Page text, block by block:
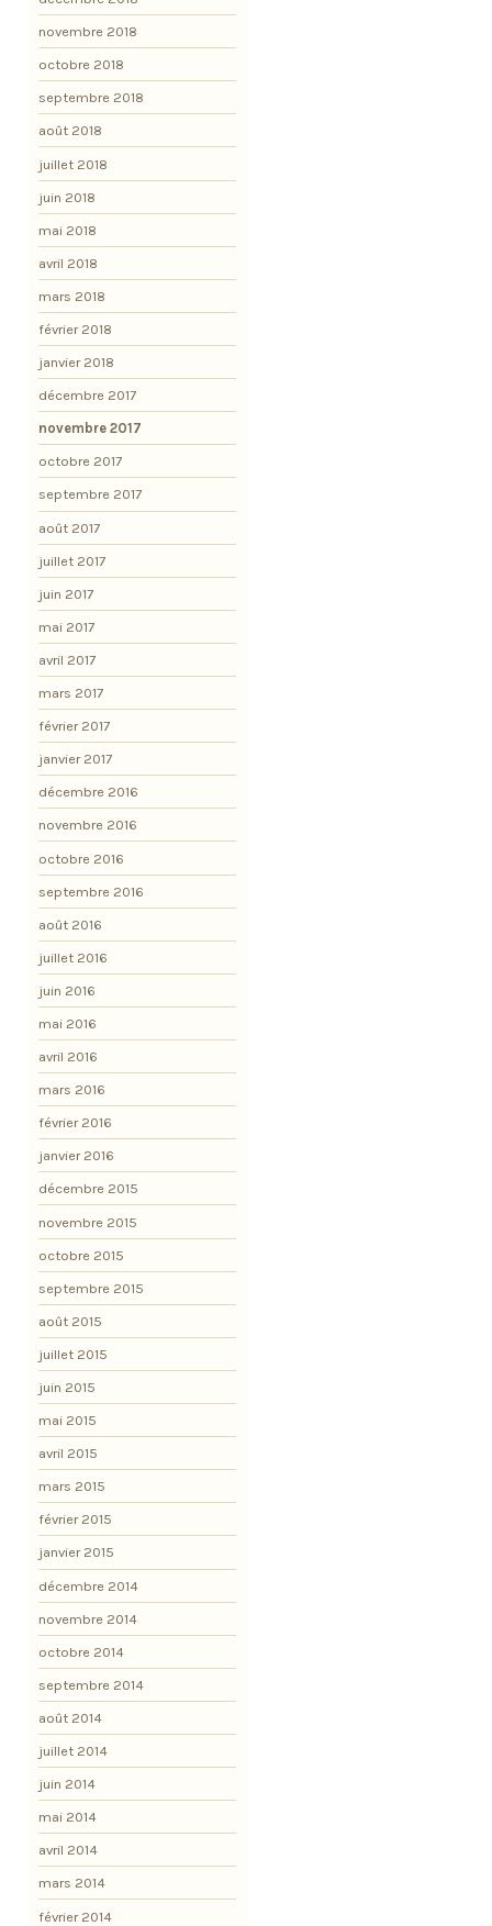
novembre 2018
octobre 2018
septembre 2018
août 2018
juillet 2018
juin 2018
mai 2018
avril 2018
mars 2018
février 2018
janvier 2018
décembre 2017
novembre 2017
octobre 2017
septembre 2017
août 2017
juillet 2017
juin 2017
mai 2017
avril 2017
mars 2017
février 2017
janvier 2017
décembre 2016
novembre 2016
octobre 2016
septembre 2016
août 2016
juillet 2016
juin 2016
mai 2016
avril 2016
mars 2016
février 2016
janvier 2016
décembre 2015
novembre 2015
octobre 2015
septembre 2015
août 2015
juillet 2015
juin 2015
mai 2015
avril 2015
mars 2015
février 2015
janvier 2015
décembre 2014
novembre 2014
octobre 2014
septembre 2014
août 2014
juillet 2014
juin 2014
mai 2014
avril 2014
mars 2014
février 2014